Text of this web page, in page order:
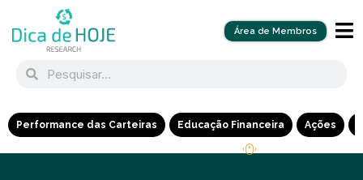
Área de Membros
Performance das Carteiras Educação Financeira Ações